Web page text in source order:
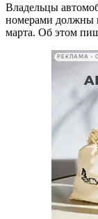
Владельцы
номерами должны
марта. Об этом
РЕКЛАМА •